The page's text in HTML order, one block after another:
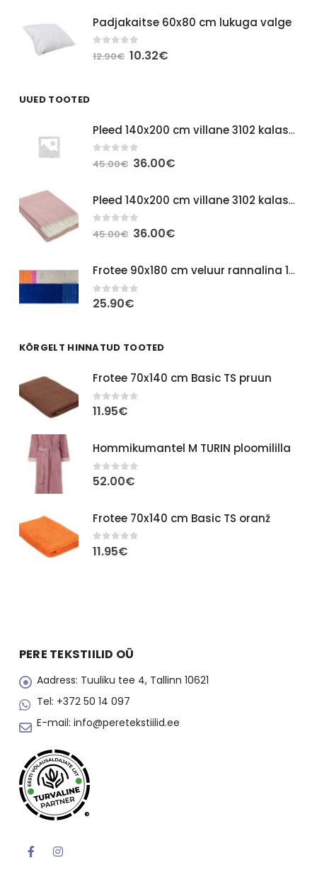
9.90€. 7.92€.
Padjakaitse 60x80 cm lukuga valge
out of 5
12.90€ Algne
10.32€Current
UUED TOOTED
Pleed 140x200 cm villane 3102 kalasaba sinine
out of 5
45.00€ Algne
45.00€.
36.00€Current
36.00€.
Pleed 140x200 cm villane 3102 kalasaba roosa
out of 5
45.00€ Algne
45.00€.
36.00€Current
36.00€.
Frotee 90x180 cm veluur rannalina 100032 sinine hall
0out of 5
25.90€
KÕRGELT HINNATUD TOOTED
Frotee 70x140 cm Basic TS pruun
0out of 5
11.95€
Hommikumantel M TURIN ploomililla
0out of 5
52.00€
Frotee 70x140 cm Basic TS oranž
0out of 5
11.95€
PERE TEKSTIILID OÜ
Aadress: Tuuliku tee 4, Tallinn 10621
Tel: +372 50 14 097
E-mail: info@peretekstiilid.ee
®